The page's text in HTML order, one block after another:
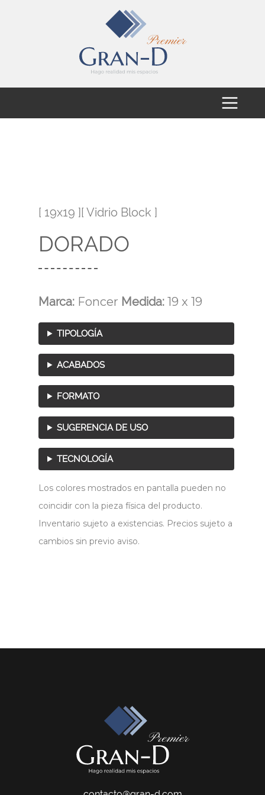
[ 19x19 ][ Vidrio Block ]
DORADO
Marca: Foncer Medida: 19 x 19
TIPOLOGÍA
ACABADOS
FORMATO
SUGERENCIA DE USO
TECNOLOGÍA
Los colores mostrados en pantalla pueden no
coincidir con la pieza física del producto.
Inventario sujeto a existencias. Precios sujeto a
cambios sin previo aviso.